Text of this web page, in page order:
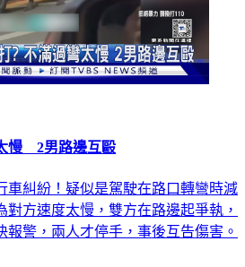
慢 2男路邊互毆
車糾紛！疑似是駕駛在路口轉彎時減
方速度太慢，雙方在路邊起爭執，
報警，兩人才停手，事後互告傷害。